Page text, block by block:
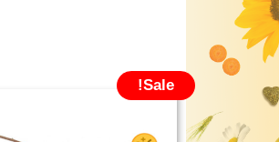
Sale!